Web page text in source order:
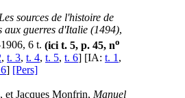
Les sources de l'histoire de
aux guerres d'Italie (1494),
6 t. (ici t. 5, p. 45, no
, t. 3, t. 4, t. 5, t. 6] [IA: t. 1 ,
] [Pers]
et Jacques Monfrin, Manuel